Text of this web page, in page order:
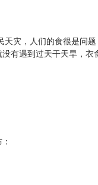
天灾，人们的食很是问
有遇到过天干天旱，